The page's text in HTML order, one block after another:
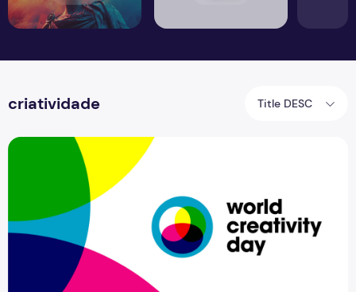
criatividade Title DESC
World Creativity Day: maior festival colaborativo de